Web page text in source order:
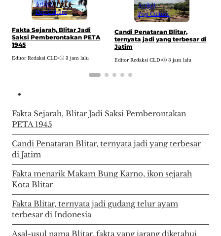
Artikel
Pop Culture
Fakta Sejarah, Blitar Jadi
Saksi Pemberontakan PETA
1945
Editor Redaksi CLD• 3 jam lalu
Artikel
Pop Culture
Candi Penataran Blitar,
ternyata jadi yang terbesar di
Jatim
Editor Redaksi CLD• 3 jam lalu
Fakta Sejarah, Blitar Jadi Saksi Pemberontakan
PETA 1945
Candi Penataran Blitar, ternyata jadi yang terbesar
di Jatim
Fakta menarik Makam Bung Karno, ikon sejarah
Kota Blitar
Fakta Blitar, ternyata jadi gudang telur ayam
terbesar di Indonesia
Asal-usul nama Blitar, fakta yang jarang diketahui